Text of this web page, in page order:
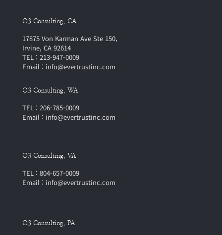
O3 Consulting, CA
17875 Von Karman Ave Ste 150,
Irvine, CA 92614
TEL : 213-947-0009
Email : info@evertrustinc.com
O3 Consulting, WA
TEL : 206-785-0009
Email : info@evertrustinc.com
O3 Consulting, VA
TEL : 804-657-0009
Email : info@evertrustinc.com
O3 Consulting, PA